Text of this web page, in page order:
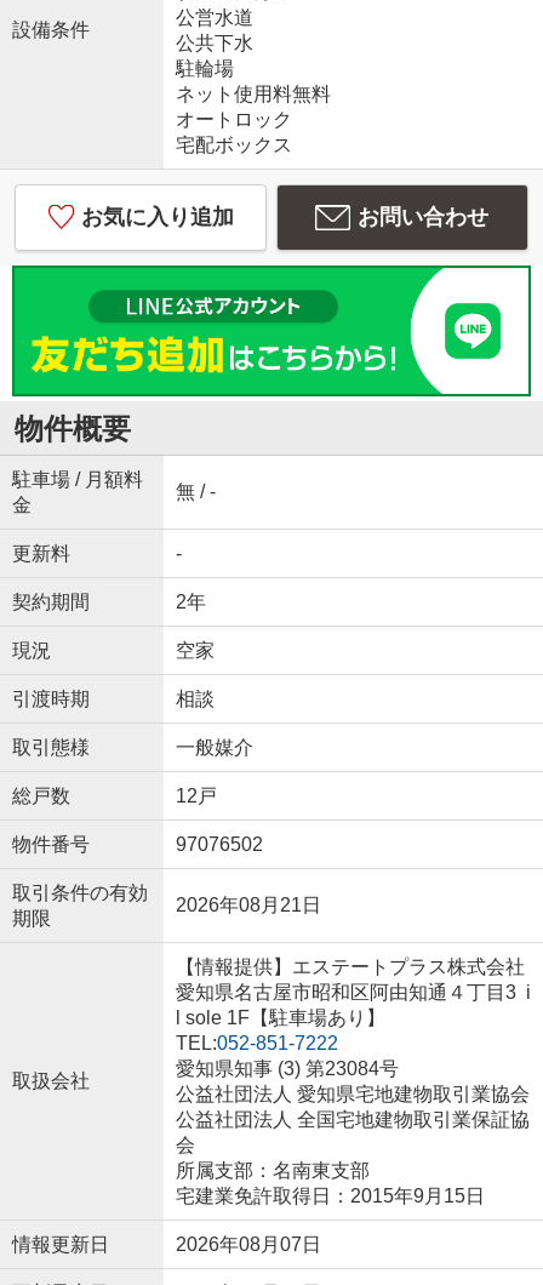
設備条件
公営水道
公共下水
駐輪場
ネット使用料無料
オートロック
宅配ボックス
お気に入り追加 お問い合わせ
物件概要
駐車場 / 月額料
金
無 / -
更新料 -
契約期間 2年
現況 空家
引渡時期 相談
取引態様 一般媒介
総戸数 12戸
物件番号 97076502
取引条件の有効
期限
2026年08月21日
取扱会社
【情報提供】エステートプラス株式会社
愛知県名古屋市昭和区阿由知通４丁目3 i
l sole 1F【駐車場あり】
TEL:052-851-7222
愛知県知事 (3) 第23084号
公益社団法人 愛知県宅地建物取引業協会
公益社団法人 全国宅地建物取引業保証協
会
所属支部：名南東支部
宅建業免許取得日：2015年9月15日
情報更新日 2026年08月07日